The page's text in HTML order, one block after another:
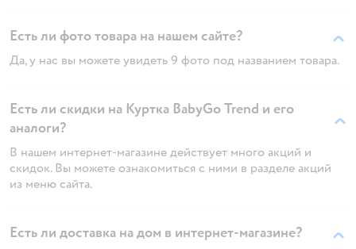
Есть ли фото товара на нашем сайте?
Да, у нас вы можете увидеть 9 фото под названием товара.
Есть ли скидки на Куртка BabyGo Trend и его
аналоги?
В нашем интернет-магазине действует много акций и
скидок. Вы можете ознакомиться с ними в разделе акций
из меню сайта.
Есть ли доставка на дом в интернет-магазине?